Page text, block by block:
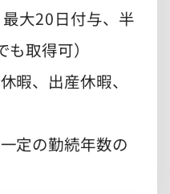
大20日付与、半
取得可）
暇、出産休暇、
定の勤続年数の